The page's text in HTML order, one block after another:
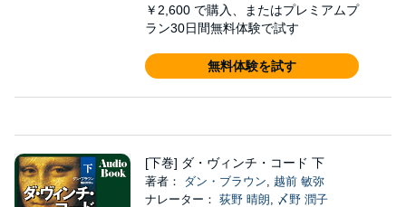
￥2,600 で購入、またはプレミアムプ
ラン30日間無料体験で試す
無料体験を試す
[下巻] ダ・ヴィンチ・コード 下
著者： ダン・ブラウン, 越前 敏弥
ナレーター： 荻野 晴朗, 〆野 潤子